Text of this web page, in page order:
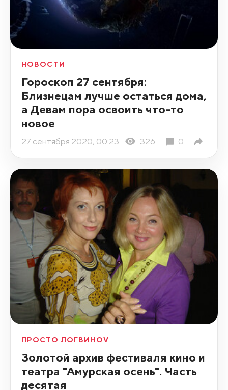
НОВОСТИ
Гороскоп 27 сентября:
Близнецам лучше остаться дома,
а Девам пора освоить что-то
новое
27 сентября 2020, 00:23 326 0
ПРОСТО ЛОГВИНОV
Золотой архив фестиваля кино и
театра "Амурская осень". Часть
десятая